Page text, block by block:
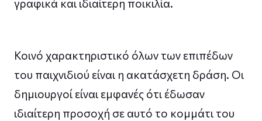
γραφικά και ιδιαίτερη ποικιλία.
Κοινό χαρακτηριστικό όλων των επιπέδων
του παιχνιδιού είναι η ακατάσχετη δράση. Οι
δημιουργοί είναι εμφανές ότι έδωσαν
ιδιαίτερη προσοχή σε αυτό το κομμάτι του